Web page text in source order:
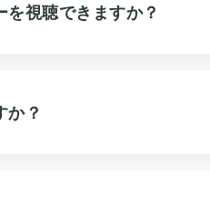
視聴できますか？
か？